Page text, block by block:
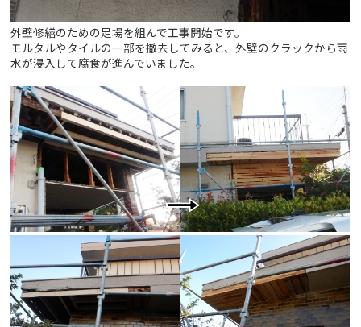
外壁修繕のための足場を組んで工事開始です。
モルタルやタイルの一部を撤去してみると、外壁のクラックから雨
水が浸入して腐食が進んでいました。